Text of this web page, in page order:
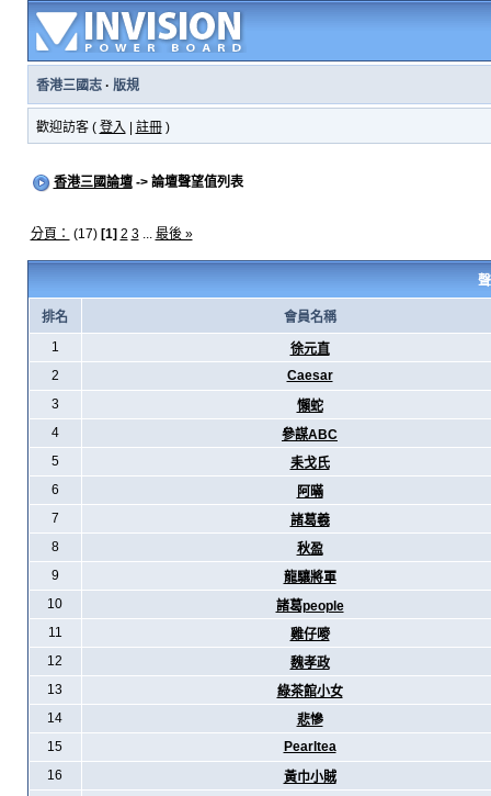
香港三國志· 版規
歡迎訪客 ( 登入 註冊)
香港三國論壇-> 論壇聲望值列表
分頁： (17) [1] 2 3... 最後 »
排名
會員名稱
1
徐元直
2
Caesar
3
懶蛇
4
參謀ABC
5
耒戈氏
6
阿暪
7
諸葛羲
8
秋盈
9
龍驤將軍
10
諸葛people
11
雞仔嘜
12
魏孝政
13
綠茶館小女
14
悲慘
15
Pearltea
16
黃巾小賊